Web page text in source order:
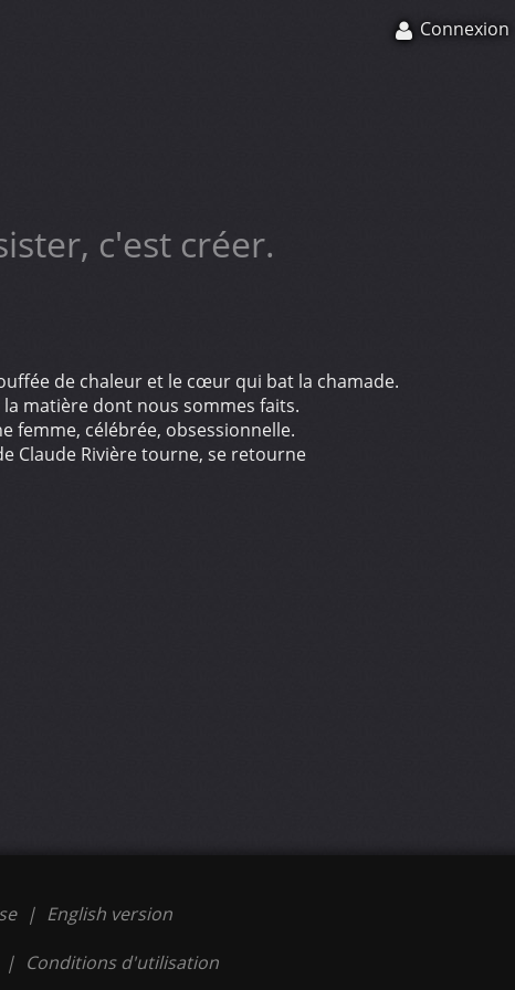
Connexion
c'est créer.
de chaleur et le cœur qui bat la chamade.
matière dont nous sommes faits.
femme, célébrée, obsessionnelle.
Claude Rivière tourne, se retourne
| English version
| Conditions d'utilisation